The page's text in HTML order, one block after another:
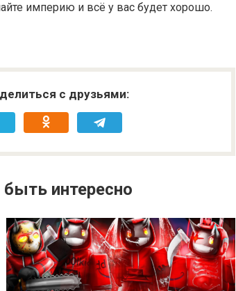
империю и всё у вас будет хорошо.
с друзьями:
интересно